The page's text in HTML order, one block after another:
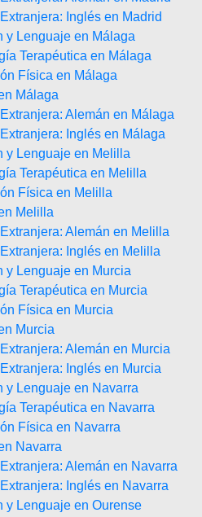
Inglés en Madrid
y Lenguaje en Málaga
Terapéutica en Málaga
Física en Málaga
Málaga
Alemán en Málaga
Inglés en Málaga
y Lenguaje en Melilla
Terapéutica en Melilla
Física en Melilla
Melilla
Alemán en Melilla
Inglés en Melilla
y Lenguaje en Murcia
Terapéutica en Murcia
Física en Murcia
Murcia
Alemán en Murcia
Inglés en Murcia
y Lenguaje en Navarra
Terapéutica en Navarra
Física en Navarra
Navarra
Alemán en Navarra
Inglés en Navarra
y Lenguaje en Ourense